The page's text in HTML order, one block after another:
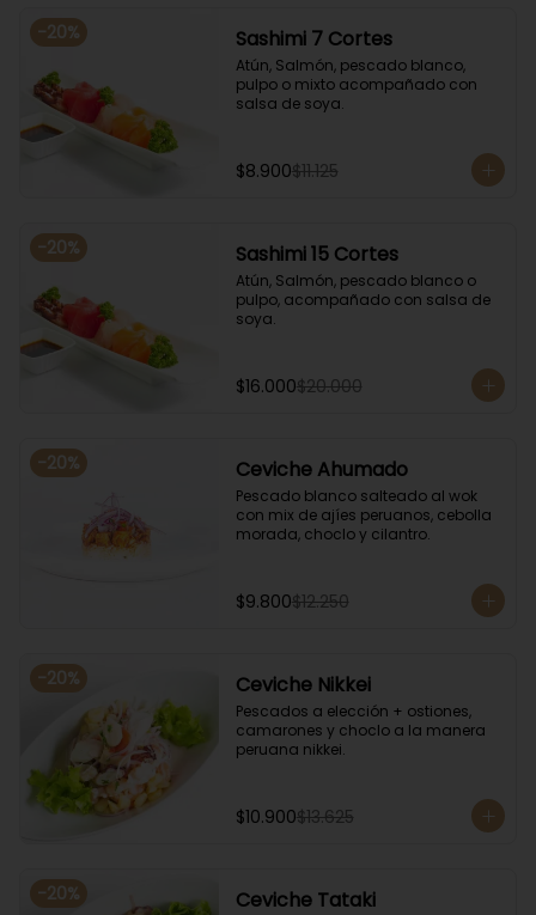
-20% Sashimi 7 Cortes
Atún, Salmón, pescado blanco,
pulpo o mixto acompañado con
salsa de soya.
$8.900$11.125
-20% Sashimi 15 Cortes
Atún, Salmón, pescado blanco o
pulpo, acompañado con salsa de
soya.
$16.000$20.000
-20% Ceviche Ahumado
Pescado blanco salteado al wok
con mix de ajíes peruanos, cebolla
morada, choclo y cilantro.
$9.800$12.250
-20% Ceviche Nikkei
Pescados a elección + ostiones,
camarones y choclo a la manera
peruana nikkei.
$10.900$13.625
-20% Ceviche Tataki